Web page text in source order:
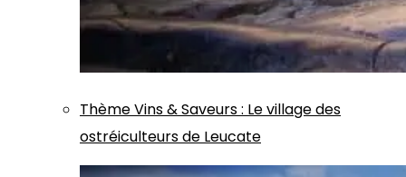
ThèmeVins & Saveurs: Le village des
ostréiculteurs de Leucate